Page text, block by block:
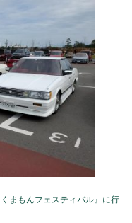
まもんフェスティバル』に行